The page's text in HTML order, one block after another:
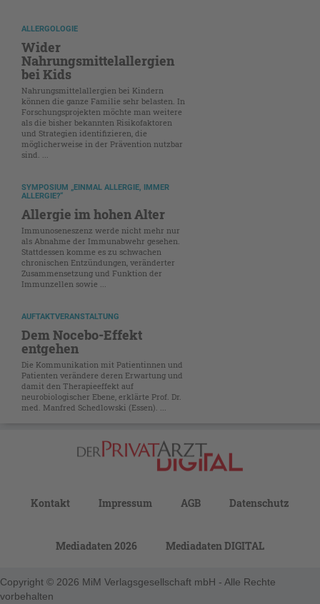
ALLERGOLOGIE
Wider
Nahrungsmittelallergien
bei Kids
Nahrungsmittelallergien bei Kindern
können die ganze Familie sehr belasten. In
Forschungsprojekten möchte man weitere
als die bisher bekannten Risikofaktoren
und Strategien identifizieren, die
möglicherweise in der Prävention nutzbar
sind. ...
SYMPOSIUM „EINMAL ALLERGIE, IMMER
ALLERGIE?“
Allergie im hohen Alter
Immunoseneszenz werde nicht mehr nur
als Abnahme der Immunabwehr gesehen.
Stattdessen komme es zu schwachen
chronischen Entzündungen, veränderter
Zusammensetzung und Funktion der
Immunzellen sowie ...
AUFTAKTVERANSTALTUNG
Dem Nocebo-Effekt
entgehen
Die Kommunikation mit Patientinnen und
Patienten verändere deren Erwartung und
damit den Therapieeffekt auf
neurobiologischer Ebene, erklärte Prof. Dr.
med. Manfred Schedlowski (Essen). ...
Kontakt Impressum AGB Datenschutz
Mediadaten 2026 Mediadaten DIGITAL
Copyright © 2026 MiM Verlagsgesellschaft mbH - Alle Rechte
vorbehalten